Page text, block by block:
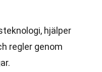
hjälper
regler genom